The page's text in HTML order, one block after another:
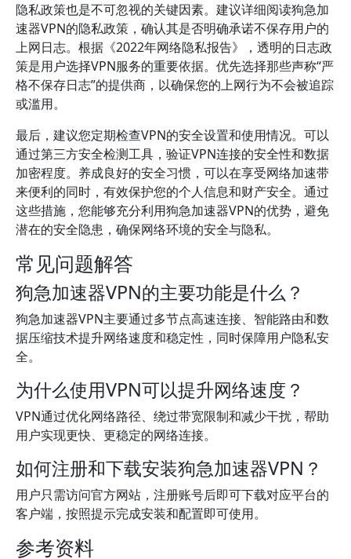
隐私政策也是不可忽视的关键因素。建议详细阅读狗急加
速器VPN的隐私政策，确认其是否明确承诺不保存用户的
上网日志。根据《2022年网络隐私报告》，透明的日志政
策是用户选择VPN服务的重要依据。优先选择那些声称“严
格不保存日志”的提供商，以确保您的上网行为不会被追踪
或滥用。
最后，建议您定期检查VPN的安全设置和使用情况。可以
通过第三方安全检测工具，验证VPN连接的安全性和数据
加密程度。养成良好的安全习惯，可以在享受网络加速带
来便利的同时，有效保护您的个人信息和财产安全。通过
这些措施，您能够充分利用狗急加速器VPN的优势，避免
潜在的安全隐患，确保网络环境的安全与隐私。
常见问题解答
狗急加速器VPN的主要功能是什么？
狗急加速器VPN主要通过多节点高速连接、智能路由和数
据压缩技术提升网络速度和稳定性，同时保障用户隐私安
全。
为什么使用VPN可以提升网络速度？
VPN通过优化网络路径、绕过带宽限制和减少干扰，帮助
用户实现更快、更稳定的网络连接。
如何注册和下载安装狗急加速器VPN？
用户只需访问官方网站，注册账号后即可下载对应平台的
客户端，按照提示完成安装和配置即可使用。
参考资料